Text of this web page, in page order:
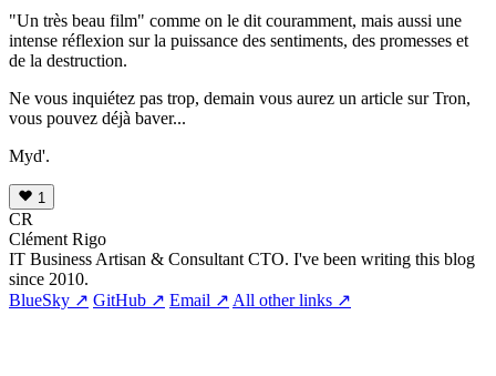
"Un très beau film" comme on le dit couramment, mais aussi une
intense réflexion sur la puissance des sentiments, des promesses et
de la destruction.
Ne vous inquiétez pas trop, demain vous aurez un article sur Tron,
vous pouvez déjà baver...
Myd'.
1
CR
Clément Rigo
IT Business Artisan & Consultant CTO. I've been writing this blog
since 2010.
BlueSky ↗ GitHub ↗ Email ↗ All other links ↗